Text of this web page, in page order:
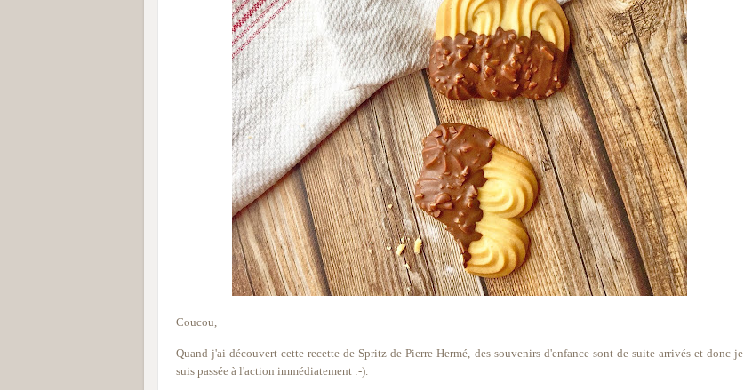
Coucou,
Quand j'ai découvert cette recette de Spritz de Pierre Hermé, des souvenirs d'enfance sont de suite arrivés et donc je
suis passée à l'action immédiatement :-).